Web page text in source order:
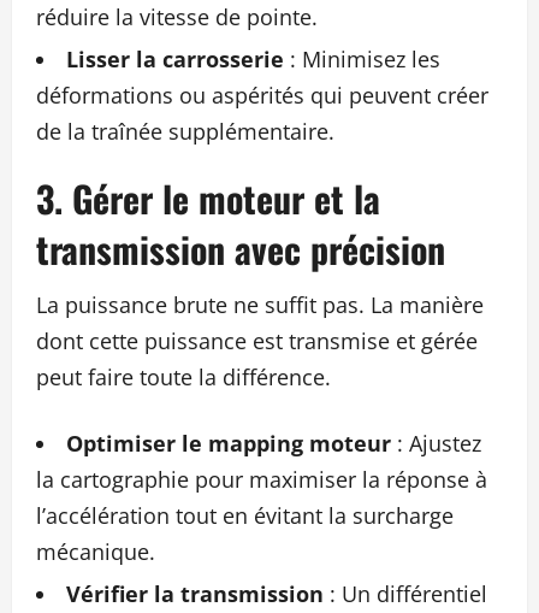
réduire la vitesse de pointe.
Lisser la carrosserie : Minimisez les
déformations ou aspérités qui peuvent créer
de la traînée supplémentaire.
3. Gérer le moteur et la
transmission avec précision
La puissance brute ne suffit pas. La manière
dont cette puissance est transmise et gérée
peut faire toute la différence.
Optimiser le mapping moteur : Ajustez
la cartographie pour maximiser la réponse à
l’accélération tout en évitant la surcharge
mécanique.
Vérifier la transmission : Un différentiel